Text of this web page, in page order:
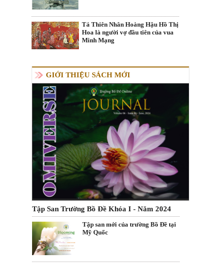
Tá Thiên Nhân Hoàng Hậu Hồ Thị
Hoa là người vợ đầu tiên của vua
Minh Mạng
GIỚI THIỆU SÁCH MỚI
Tập San Trường Bồ Đề Khóa I - Năm 2024
Tập san mới của trường Bồ Đề tại
Mỹ Quốc